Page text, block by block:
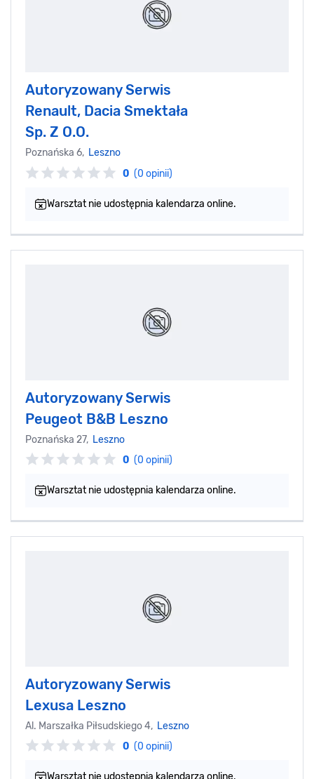
Autoryzowany Serwis
Renault, Dacia Smektała
Sp. Z O.O.
Poznańska 6, Leszno
0 (0 opinii)
Warsztat nie udostępnia kalendarza online.
Autoryzowany Serwis
Peugeot B&B Leszno
Poznańska 27, Leszno
0 (0 opinii)
Warsztat nie udostępnia kalendarza online.
Autoryzowany Serwis
Lexusa Leszno
Al. Marszałka Piłsudskiego 4, Leszno
0 (0 opinii)
Warsztat nie udostępnia kalendarza online.